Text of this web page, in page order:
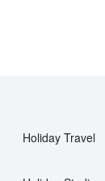
Holiday Travel